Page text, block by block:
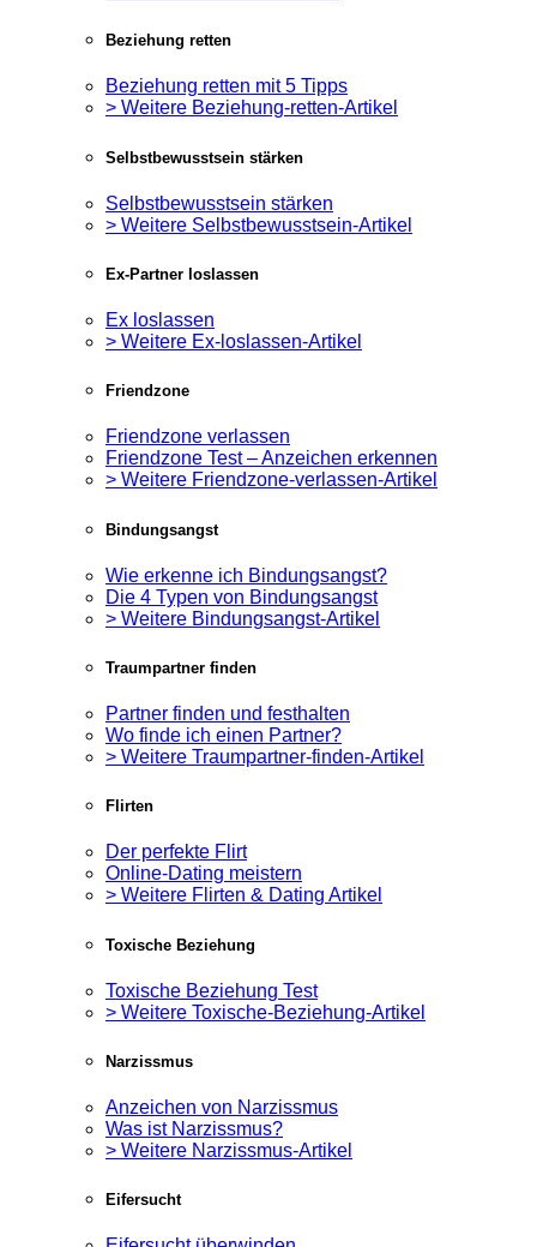
Beziehung retten
Beziehung retten mit 5 Tipps
> Weitere Beziehung-retten-Artikel
Selbstbewusstsein stärken
Selbstbewusstsein stärken
> Weitere Selbstbewusstsein-Artikel
Ex-Partner loslassen
Ex loslassen
> Weitere Ex-loslassen-Artikel
Friendzone
Friendzone verlassen
Friendzone Test – Anzeichen erkennen
> Weitere Friendzone-verlassen-Artikel
Bindungsangst
Wie erkenne ich Bindungsangst?
Die 4 Typen von Bindungsangst
> Weitere Bindungsangst-Artikel
Traumpartner finden
Partner finden und festhalten
Wo finde ich einen Partner?
> Weitere Traumpartner-finden-Artikel
Flirten
Der perfekte Flirt
Online-Dating meistern
> Weitere Flirten & Dating Artikel
Toxische Beziehung
Toxische Beziehung Test
> Weitere Toxische-Beziehung-Artikel
Narzissmus
Anzeichen von Narzissmus
Was ist Narzissmus?
> Weitere Narzissmus-Artikel
Eifersucht